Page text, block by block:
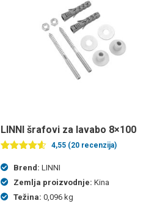
LINNI šrafovi za lavabo 8×100
4.55od 5
osnovu
ocena
kupaca
4,55 (20 recenzija)
Brend: LINNI
Zemlja proizvodnje: Kina
Težina: 0,096 kg